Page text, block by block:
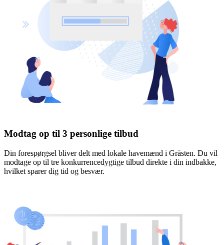
Modtag op til 3 personlige tilbud
Din forespørgsel bliver delt med lokale havemænd i Gråsten. Du vil
modtage op til tre konkurrencedygtige tilbud direkte i din indbakke,
hvilket sparer dig tid og besvær.